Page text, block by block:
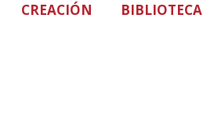
CREACIÓN BIBLIOTECA